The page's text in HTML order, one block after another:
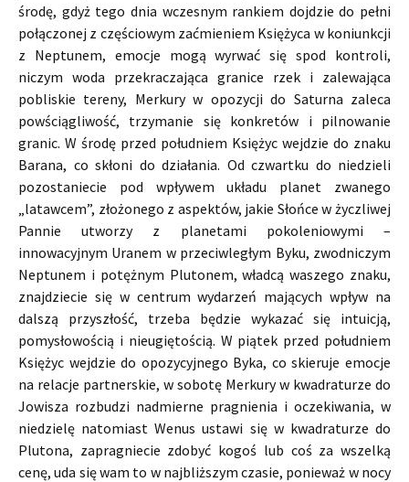
środę, gdyż tego dnia wczesnym rankiem dojdzie do pełni
połączonej z częściowym zaćmieniem Księżyca w koniunkcji
z Neptunem, emocje mogą wyrwać się spod kontroli,
niczym woda przekraczająca granice rzek i zalewająca
pobliskie tereny, Merkury w opozycji do Saturna zaleca
powściągliwość, trzymanie się konkretów i pilnowanie
granic. W środę przed południem Księżyc wejdzie do znaku
Barana, co skłoni do działania. Od czwartku do niedzieli
pozostaniecie pod wpływem układu planet zwanego
„latawcem”, złożonego z aspektów, jakie Słońce w życzliwej
Pannie utworzy z planetami pokoleniowymi –
innowacyjnym Uranem w przeciwległym Byku, zwodniczym
Neptunem i potężnym Plutonem, władcą waszego znaku,
znajdziecie się w centrum wydarzeń mających wpływ na
dalszą przyszłość, trzeba będzie wykazać się intuicją,
pomysłowością i nieugiętością. W piątek przed południem
Księżyc wejdzie do opozycyjnego Byka, co skieruje emocje
na relacje partnerskie, w sobotę Merkury w kwadraturze do
Jowisza rozbudzi nadmierne pragnienia i oczekiwania, w
niedzielę natomiast Wenus ustawi się w kwadraturze do
Plutona, zapragniecie zdobyć kogoś lub coś za wszelką
cenę, uda się wam to w najbliższym czasie, ponieważ w nocy